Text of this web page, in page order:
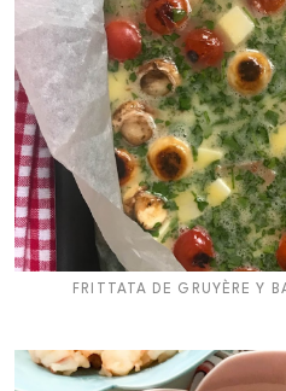
FRITTATA DE GRUYÈRE Y